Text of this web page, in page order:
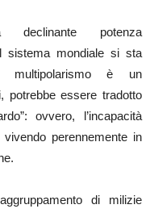
declinante potenza
sistema mondiale si sta
multipolarismo è un
potrebbe essere tradotto
ovvero, l’incapacità
perennemente in
di milizie